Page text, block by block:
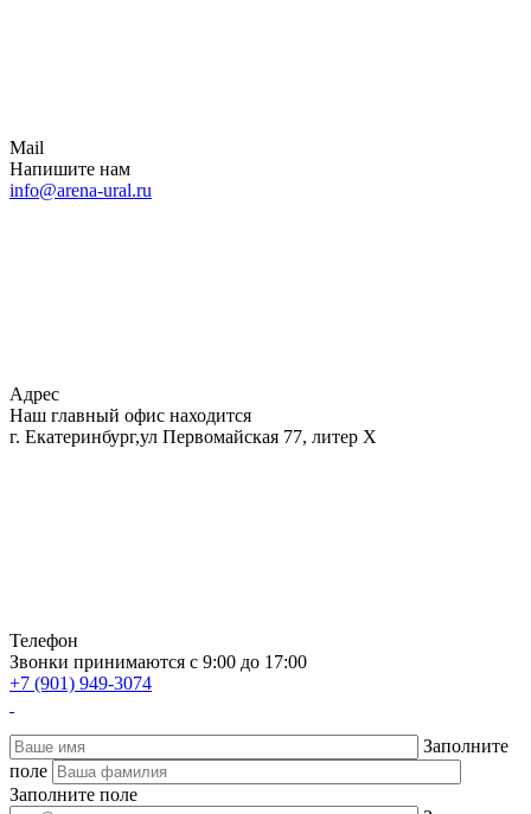
Mail
Напишите нам
info@arena-ural.ru
Адрес
Наш главный офис находится
г. Екатеринбург,ул Первомайская 77, литер Х
Телефон
Звонки принимаются с 9:00 до 17:00
+7 (901) 949-3074
Заполните
поле
Заполните поле